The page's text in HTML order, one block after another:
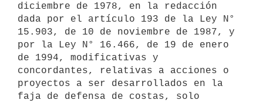
diciembre de 1978, en la redacción
dada por el artículo 193 de la Ley N°
15.903, de 10 de noviembre de 1987, y
por la Ley N° 16.466, de 19 de enero
de 1994, modificativas y
concordantes, relativas a acciones o
proyectos a ser desarrollados en la
faja de defensa de costas, solo